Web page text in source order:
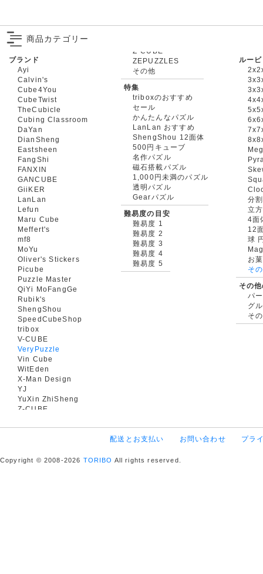
商品カテゴリー
ブランド
Ayi
Calvin's
Cube4You
CubeTwist
TheCubicle
Cubing Classroom
DaYan
DianSheng
Eastsheen
FangShi
FANXIN
GANCUBE
GiiKER
LanLan
Lefun
Maru Cube
Meffert's
mf8
MoYu
Oliver's Stickers
Picube
Puzzle Master
QiYi MoFangGe
Rubik's
ShengShou
SpeedCubeShop
tribox
V-CUBE
VeryPuzzle
Vin Cube
WitEden
X-Man Design
YJ
YuXin ZhiSheng
Z-CUBE
ZEPUZZLES
その他
特集
triboxのおすすめ
セール
かんたんなパズル
LanLan おすすめ
ShengShou 12面体
500円キューブ
名作パズル
磁石搭載パズル
1,000円未満のパズル
透明パズル
Gearパズル
難易度の目安
難易度 1
難易度 2
難易度 3
難易度 4
難易度 5
ルー
分
立
4面
12
球
お
そ
その
パ
グ
そ
配送とお支払い お問い合わせ プラ
Copyright © 2008-2026 TORIBO All rights reserved.